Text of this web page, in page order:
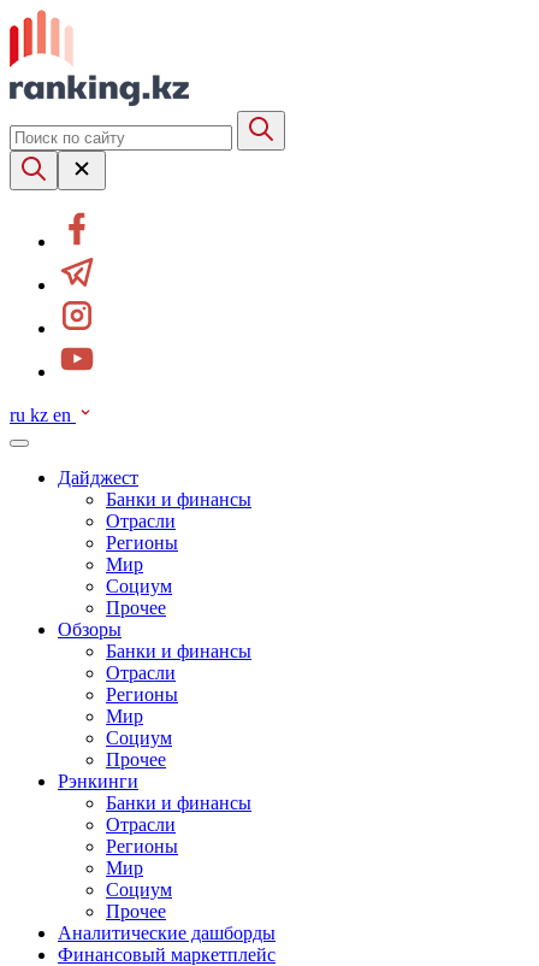
ru kz en
Дайджест
Банки и финансы
Отрасли
Регионы
Мир
Социум
Прочее
Обзоры
Банки и финансы
Отрасли
Регионы
Мир
Социум
Прочее
Рэнкинги
Банки и финансы
Отрасли
Регионы
Мир
Социум
Прочее
Аналитические дашборды
Финансовый маркетплейс